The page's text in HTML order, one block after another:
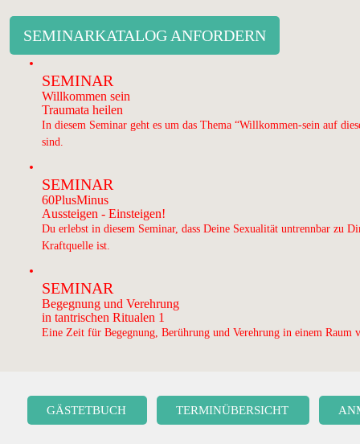
SEMINARKATALOG ANFORDERN
SEMINAR
Willkommen sein
Traumata heilen
In diesem Seminar geht es um das Thema “Willkommen-sein auf
sind.
SEMINAR
60PlusMinus
Aussteigen - Einsteigen!
Du erlebst in diesem Seminar, dass Deine Sexualität untrennbar zu
Kraftquelle ist.
SEMINAR
Begegnung und Verehrung
in tantrischen Ritualen 1
Eine Zeit für Begegnung, Berührung und Verehrung in einem Raum
GÄSTETBUCH TERMINÜBERSICHT